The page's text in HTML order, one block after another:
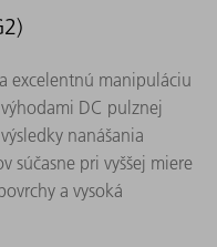
excelentnú manipuláciu
DC pulznej
nanášania
súčasne pri vyššej miere
a vysoká